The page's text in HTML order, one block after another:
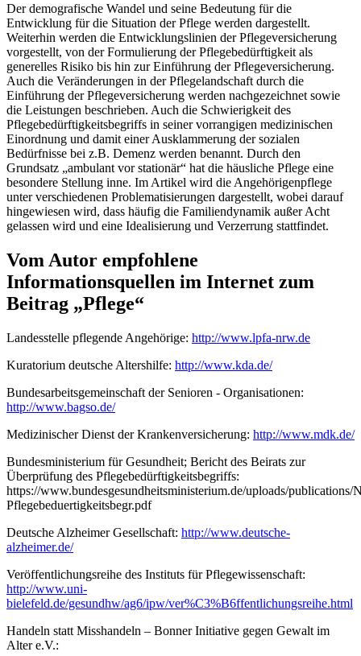
Der demografische Wandel und seine Bedeutung für die
Entwicklung für die Situation der Pflege werden dargestellt.
Weiterhin werden die Entwicklungslinien der Pflegeversicherung
vorgestellt, von der Formulierung der Pflegebedürftigkeit als
generelles Risiko bis hin zur Einführung der Pflegeversicherung.
Auch die Veränderungen in der Pflegelandschaft durch die
Einführung der Pflegeversicherung werden nachgezeichnet sowie
die Leistungen beschrieben. Auch die Schwierigkeit des
Pflegebedürftigkeitsbegriffs in seiner vorrangigen medizinischen
Einordnung und damit einer Ausklammerung der sozialen
Bedürfnisse bei z.B. Demenz werden benannt. Durch den
Grundsatz „ambulant vor stationär“ hat die häusliche Pflege eine
besondere Stellung inne. Im Artikel wird die Angehörigenpflege
unter verschiedenen Problematisierungen dargestellt, wobei darauf
hingewiesen wird, dass häufig die Familiendynamik außer Acht
gelassen wird und eine Idealisierung und Verzerrung stattfindet.
Vom Autor empfohlene
Informationsquellen im Internet zum
Beitrag „Pflege“
Landesstelle pflegende Angehörige: http://www.lpfa-nrw.de
Kuratorium deutsche Altershilfe: http://www.kda.de/
Bundesarbeitsgemeinschaft der Senioren - Organisationen:
http://www.bagso.de/
Medizinischer Dienst der Krankenversicherung: http://www.mdk.de/
Bundesministerium für Gesundheit; Bericht des Beirats zur
Überprüfung des Pflegebedürftigkeitsbegriffs:
https://www.bundesgesundheitsministerium.de/uploads/publications/
Pflegebeduertigkeitsbegr.pdf
Deutsche Alzheimer Gesellschaft: http://www.deutsche-
alzheimer.de/
Veröffentlichungsreihe des Instituts für Pflegewissenschaft:
http://www.uni-
bielefeld.de/gesundhw/ag6/ipw/ver%C3%B6ffentlichungsreihe.html
Handeln statt Misshandeln – Bonner Initiative gegen Gewalt im
Alter e.V.: